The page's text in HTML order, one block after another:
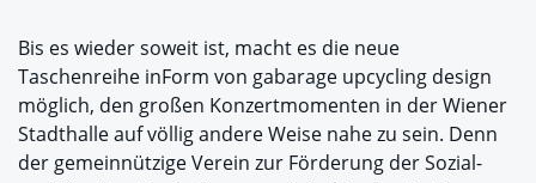
Bis es wieder soweit ist, macht es die neue
Taschenreihe inForm von gabarage upcycling design
möglich, den großen Konzertmomenten in der Wiener
Stadthalle auf völlig andere Weise nahe zu sein. Denn
der gemeinnützige Verein zur Förderung der Sozial-